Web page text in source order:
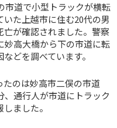
市道で小型トラックが横転
た上越市に住む20代の男
が確認されました。警察
妙高大橋から下の市道に転
どを調べています。
のは妙高市二俣の市道
、通行人が市道にトラック
ました。